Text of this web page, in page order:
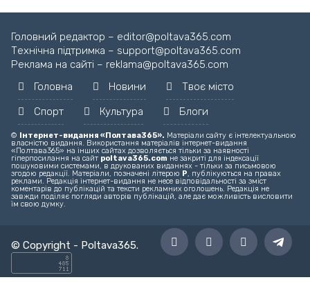
Головний редактор – editor@poltava365.com
Технічна підтримка – support@poltava365.com
Реклама на сайті – reklama@poltava365.com
Головна
Новини
Твоє місто
Спорт
Культура Блоги
© Інтернет-видання «Полтава365». Матеріали сайту є інтелектуальною
власністю видання. Використання матеріалів інтернет-видання
«Полтава365» на інших сайтах дозволяється тільки за наявності
гіперпосилання на сайт poltava365.com не закриті для індексації
пошуковими системами, в друкованих виданнях - тільки за письмовою
згодою редакції. Матеріали, позначені літерою Р, публікуються на правах
реклами. Редакція інтернет-видання не несе відповідальності за зміст
коментарів до публікацій та тексти рекламних оголошень. Редакція не
завжди поділяє погляди авторів публікацій, але дає можливість висловити
їм свою думку.
© Copyright - Poltava365.